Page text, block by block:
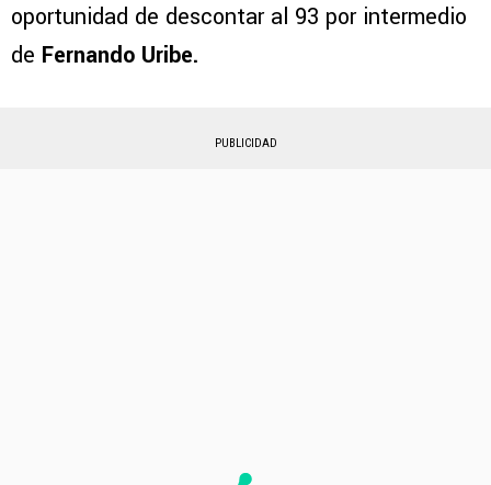
oportunidad de descontar al 93 por intermedio
de Fernando Uribe.
PUBLICIDAD